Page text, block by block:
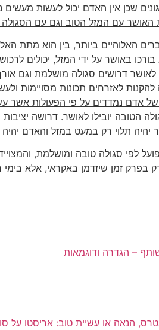
שכן אין האדם יכול לעשות
עם המזל הטוב וגם עם הסגולה
האלוהיים ביותר, בין הוא מתת האל
באושר על ידי המזל, יכולים
לאושר דרושים סגולה מושלמת וגם
לאזרחים תכונות מסויימות
של אדם נמדדים על פי הפעולות אשר
הטובה יובילו לאושר. דרושה
יהיה תלוי רק במעט במזל והאדם
לפי סגולה טובה ומושלמת,
רק בפרק זמן שיזדמן באקראי, אלא
– הגדרה ודוגמאות
הנאה או עשיית טוב: אריסטו על